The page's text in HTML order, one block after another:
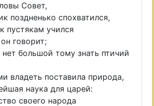
Совет,
поздненько спохватился,
пустякам учился
говорит;
большой тому знать птичий
владеть поставила природа,
наука для царей:
своего народа